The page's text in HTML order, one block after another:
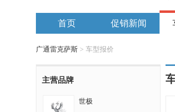
首页 促销新闻
广通雷克萨斯 > 车型报价
主营品牌
世极